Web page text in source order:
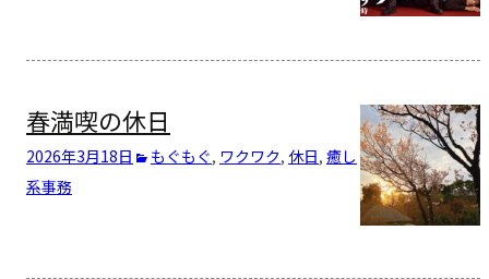
春満喫の休日
2026年3月18日 もぐもぐ, ワクワク, 休日, 癒し
系事務